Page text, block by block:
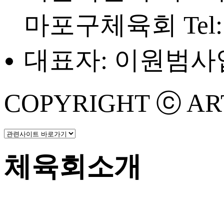
마포구체육회
대표자: 이원범사
COPYRIGHT ⓒ
체육회소개